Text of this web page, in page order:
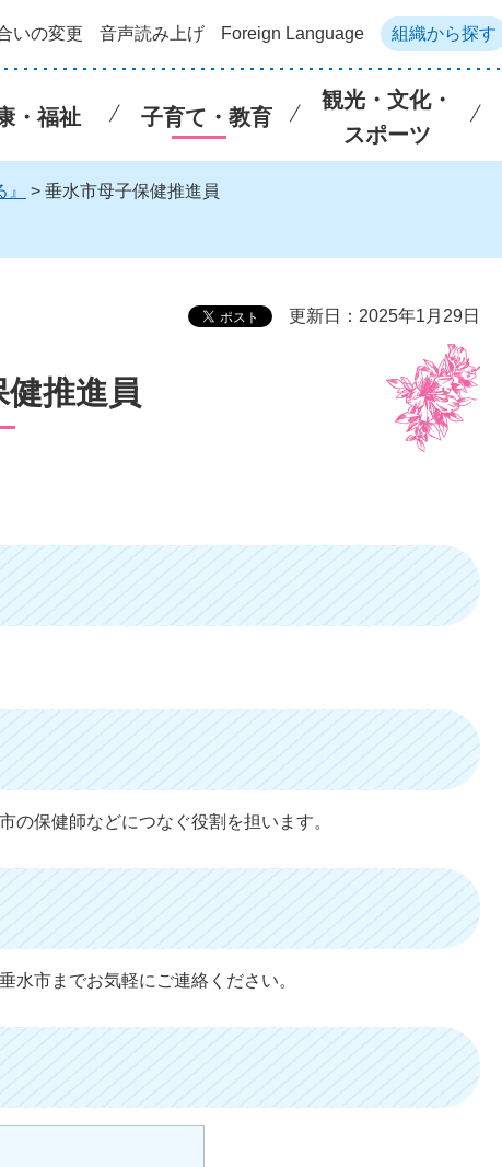
いの変更 音声読み上げ Foreign Language 組織から探す
・福祉 子育て・教育
観光・文化・
スポーツ
> 垂水市母子保健推進員
更新日：2025年1月29日
推進員
の保健師などにつなぐ役割を担います。
水市までお気軽にご連絡ください。